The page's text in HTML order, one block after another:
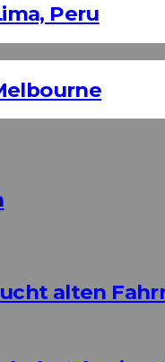
Peru
alten